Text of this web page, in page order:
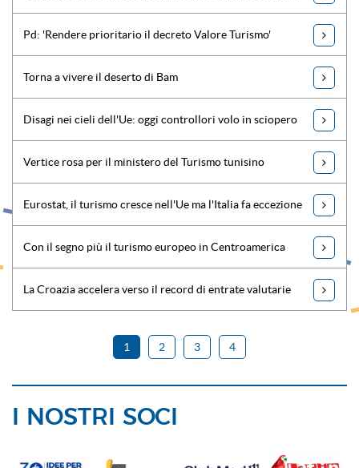
Pd: 'Rendere prioritario il decreto Valore Turismo'
Torna a vivere il deserto di Bam
Disagi nei cieli dell'Ue: oggi controllori volo in sciopero
Vertice rosa per il ministero del Turismo tunisino
Eurostat, il turismo cresce nell'Ue ma l'Italia fa eccezione
Con il segno più il turismo europeo in Centroamerica
La Croazia accelera verso il record di entrate valutarie
1 2 3 4
I NOSTRI SOCI